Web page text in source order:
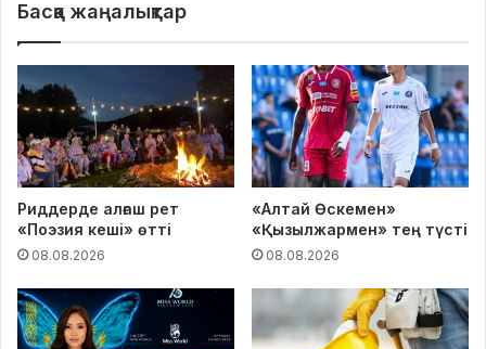
Басқа жаңалықтар
Риддерде алғаш рет
«Поэзия кеші» өтті
08.08.2026
«Алтай Өскемен»
«Қызылжармен» тең түсті
08.08.2026